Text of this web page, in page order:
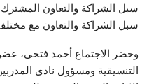
سبل الشراكة والتعاون
سبل الشراكة والتعاون مع
وحضر الاجتماع أحمد فتحى،
التنسيقية ومسؤول نادى